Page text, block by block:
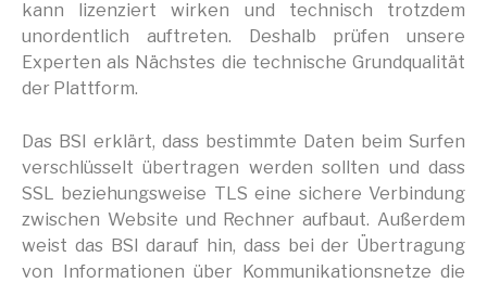
kann lizenziert wirken und technisch trotzdem
unordentlich auftreten. Deshalb prüfen unsere
Experten als Nächstes die technische Grundqualität
der Plattform.
Das BSI erklärt, dass bestimmte Daten beim Surfen
verschlüsselt übertragen werden sollten und dass
SSL beziehungsweise TLS eine sichere Verbindung
zwischen Website und Rechner aufbaut. Außerdem
weist das BSI darauf hin, dass bei der Übertragung
von Informationen über Kommunikationsnetze die